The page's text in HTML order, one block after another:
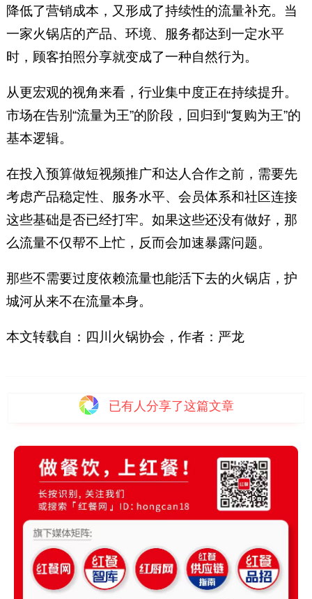
降低了营销成本，又形成了持续性的流量补充。当
一家火锅店的产品、环境、服务都达到一定水平
时，顾客拍照分享就变成了一种自然行为。
从更宏观的视角来看，行业集中度正在持续提升。
市场在告别“流量为王”的阶段，回归到“复购为王”的
基本逻辑。
在投入预算做短视频推广和达人合作之前，需要先
考虑产品稳定性、服务水平、会员体系和社区连接
这些基础是否已经打牢。如果这些还没有做好，那
么流量不仅帮不上忙，反而会加速暴露问题。
那些不需要过度依赖流量也能活下去的火锅店，护
城河从来不在流量本身。
本文转载自：四川火锅协会，作者：严龙
已有人分享了这篇文章